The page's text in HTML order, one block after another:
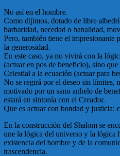
No así en el hombre.
Como dijimos, dotado de libre
barbaridad, necedad o banalidad,
Pero, también tiene el impresionante
la generosidad.
En este caso, ya no vivirá con la
(actuar en pos de beneficio), sino
Celestial a la ecuación (actuar para
No se regirá por el deseo sin límites,
motivado por un sano anhelo de
estará en sintonía con el Creador.
Que es actuar con bondad y justicia:
En la construcción del Shalom se
une la lógica del universo y la lógica
existencia del hombre y de la
trascendencia.